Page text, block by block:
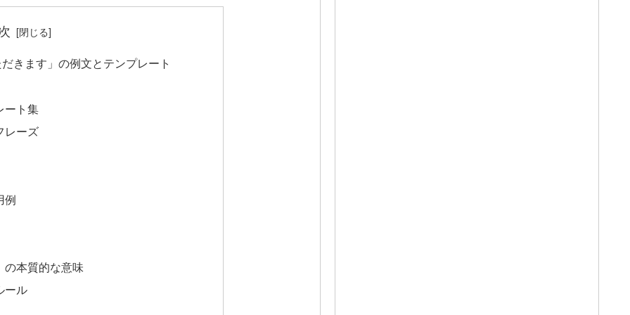
きます」の例文とテンプレート
ート集
レーズ
例
の本質的な意味
ール